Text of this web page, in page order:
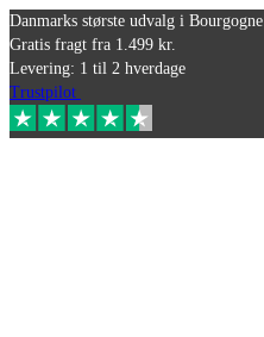
Danmarks største udvalg i Bourgogne
Gratis fragt fra 1.499 kr.
Levering: 1 til 2 hverdage
Trustpilot